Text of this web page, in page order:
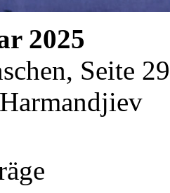
2025
Seite 29